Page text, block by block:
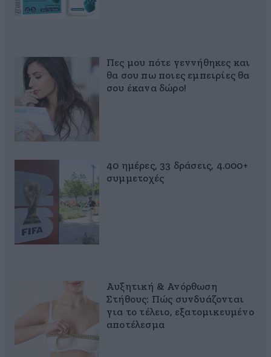
Πες μου πότε γεννήθηκες και
θα σου πω ποιες εμπειρίες θα
σου έκανα δώρο!
40 ημέρες, 33 δράσεις, 4.000+
συμμετοχές
Αυξητική & Ανόρθωση
Στήθους: Πώς συνδυάζονται
για το τέλειο, εξατομικευμένο
αποτέλεσμα